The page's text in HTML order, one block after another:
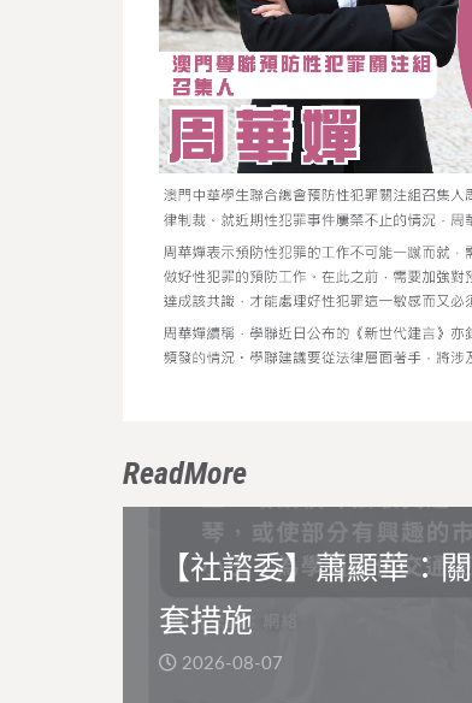
ReadMore
【社諮委】蕭顯華：
套措施
2026-08-07